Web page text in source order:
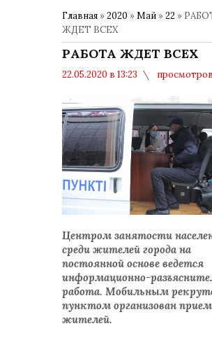
Главная »2020 »Май »22 »
ЖДЕТ ВСЕХ
РАБОТА ЖДЕТ ВСЕХ
22.05.2020 в 13:23
Центром занятости
среди жителей города на
постоянной основе ведется
информационно-
работа. Мобильным
пунктом организован прием
жителей.